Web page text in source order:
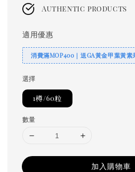
Authentic products
適用優惠
消費滿MOP400｜送GA黃金甲葉黃素
選擇
1樽/60粒
數量
加入購物車